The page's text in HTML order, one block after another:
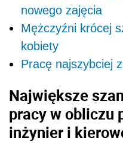
nowego zajęcia
Mężczyźni krócej
kobiety
Pracę najszybciej
Największe
pracy w obliczu
inżynier i